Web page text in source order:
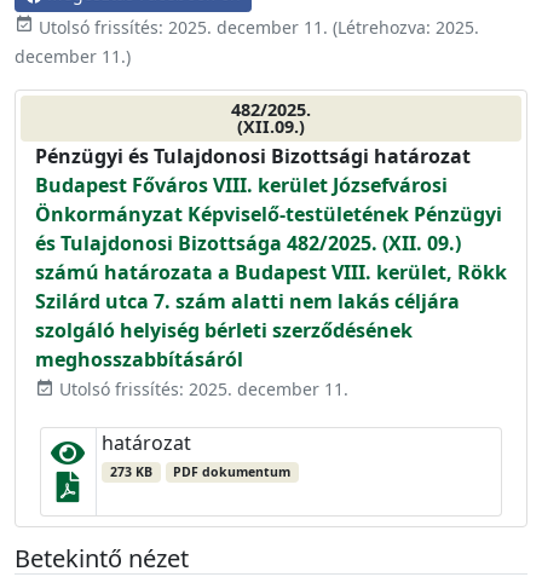
event_available Utolsó frissítés: 2025. december 11. (Létrehozva: 2025.
december 11.)
482/2025.
(XII.09.)
Pénzügyi és Tulajdonosi Bizottsági határozat
Budapest Főváros VIII. kerület Józsefvárosi
Önkormányzat Képviselő-testületének Pénzügyi
és Tulajdonosi Bizottsága 482/2025. (XII. 09.)
számú határozata a Budapest VIII. kerület, Rökk
Szilárd utca 7. szám alatti nem lakás céljára
szolgáló helyiség bérleti szerződésének
meghosszabbításáról
event_available Utolsó frissítés: 2025. december 11.
határozat
273 KB PDF dokumentum
Betekintő nézet